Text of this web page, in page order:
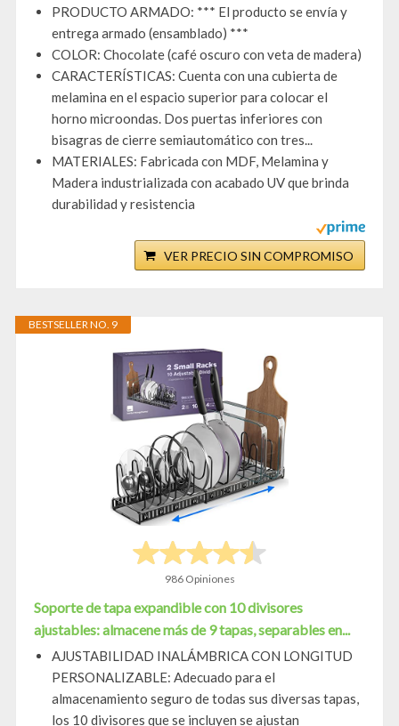
PRODUCTO ARMADO: *** El producto se envía y
entrega armado (ensamblado) ***
COLOR: Chocolate (café oscuro con veta de madera)
CARACTERÍSTICAS: Cuenta con una cubierta de
melamina en el espacio superior para colocar el
horno microondas. Dos puertas inferiores con
bisagras de cierre semiautomático con tres...
MATERIALES: Fabricada con MDF, Melamina y
Madera industrializada con acabado UV que brinda
durabilidad y resistencia
VER PRECIO SIN COMPROMISO
BESTSELLER NO. 9
986 Opiniones
Soporte de tapa expandible con 10 divisores
ajustables: almacene más de 9 tapas, separables en...
AJUSTABILIDAD INALÁMBRICA CON LONGITUD
PERSONALIZABLE: Adecuado para el
almacenamiento seguro de todas sus diversas tapas,
los 10 divisores que se incluyen se ajustan